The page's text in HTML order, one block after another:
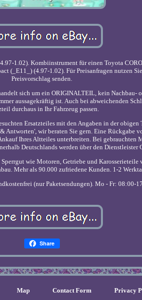
1.02). Kombiinstrument für einen Toyota
(_E11_) (4.97-1.02). Für Preisanfragen nutzen
Preisvorschlag senden.
sich um ein ORIGINALTEIL, kein Nachbau-
aussagekräftig ist. Auch bei abweichenden
durchaus in Ihr Fahrzeug passen.
Ersatzteiles mit den Angaben in der obigen
Antworten', wir beraten Sie gern. Eine Rückgabe
Ihres Altteiles unterbreiten. Bei gebrauchten
Deutschlands werden über den Dienstleister
wie Motoren, Getriebe und
Mehr als 90.000 zufriedene Kunden. 1-2
(nur Paketsendungen). Mo - Fr: 08:00-
Share
Map Contact Form Privacy